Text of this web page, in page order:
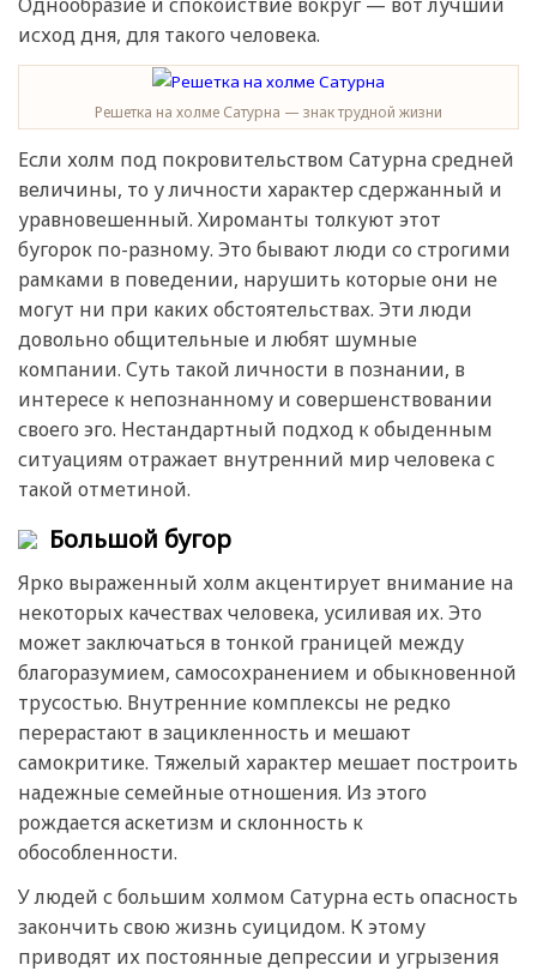
исход дня, для такого человека.
Решетка на холме Сатурна — знак трудной жизни
Если холм под покровительством Сатурна средней
величины, то у личности характер сдержанный и
уравновешенный. Хироманты толкуют этот
бугорок по-разному. Это бывают люди со строгими
рамками в поведении, нарушить которые они не
могут ни при каких обстоятельствах. Эти люди
довольно общительные и любят шумные
компании. Суть такой личности в познании, в
интересе к непознанному и совершенствовании
своего эго. Нестандартный подход к обыденным
ситуациям отражает внутренний мир человека с
такой отметиной.
Большой бугор
Ярко выраженный холм акцентирует внимание на
некоторых качествах человека, усиливая их. Это
может заключаться в тонкой границей между
благоразумием, самосохранением и обыкновенной
трусостью. Внутренние комплексы не редко
перерастают в зацикленность и мешают
самокритике. Тяжелый характер мешает построить
надежные семейные отношения. Из этого
рождается аскетизм и склонность к
обособленности.
У людей с большим холмом Сатурна есть опасность
закончить свою жизнь суицидом. К этому
приводят их постоянные депрессии и угрызения